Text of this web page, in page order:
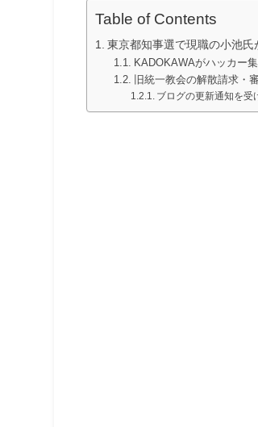
Table of Contents
東京都知事選で現職の小池氏
KADOKAWAがハッカー
旧統一教会の解散請求・
ブログの更新通知を受